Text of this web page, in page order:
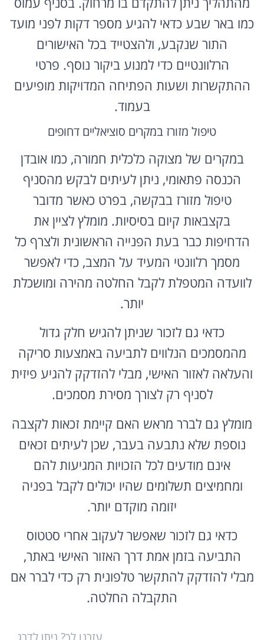
כמו באר שבע כדאי להגיע מספר דקות לפני מועד
התור שנקבע, ולהצטייד בכל האישורים
הרלוונטיים כדי למנוע ביקור נוסף. פרטי
ההתקשרות ושעות הפתיחה המדויקות מופיעים
בעמוד.
טיפול מזורז במקרים סוציאליים דחופים
במקרים של מצוקה כלכלית חמורה, כמו אובדן
הכנסה פתאומי, ניתן לעיתים לבקש מהסניף
טיפול מזורז בבקשה, בפרט כאשר מדובר
בקצבאות קיום בסיסיות. מומלץ לציין את
הדחיפות כבר בעת הפנייה הראשונית ולצרף כל
מסמך רלוונטי המעיד על המצב, כדי לאפשר
לוועדה המטפלת לקבל החלטה מהירה ומושכלת
יותר.
כדאי גם לזכור שניתן להגיש חלק גדול
מהמסמכים הנלווים לתביעה באמצעות סריקה
והעלאה לאזור האישי, מבלי להזדקק להגיע פיזית
לסניף רק לצורך מסירת מסמכים.
מומלץ גם לברר מראש האם קיימת זכאות לקצבה
נוספת שלא נתבעה בעבר, שכן לעיתים זכאים
אינם מודעים לכל הזכויות המגיעות להם
ומחמיצים תשלומים שהיו יכולים לקבל בפניה
יזומה מוקדם יותר.
כדאי גם לזכור שאפשר לעקוב אחרי סטטוס
התביעה בזמן אמת דרך האזור האישי באתר,
מבלי להזדקק להתקשר טלפונית רק כדי לברר אם
התקבלה החלטה.